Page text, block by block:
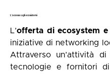
L’accesso agli ecosistemi
L’offerta di ecosystem
iniziative di networking
Attraverso un’attività
tecnologie e fornitori